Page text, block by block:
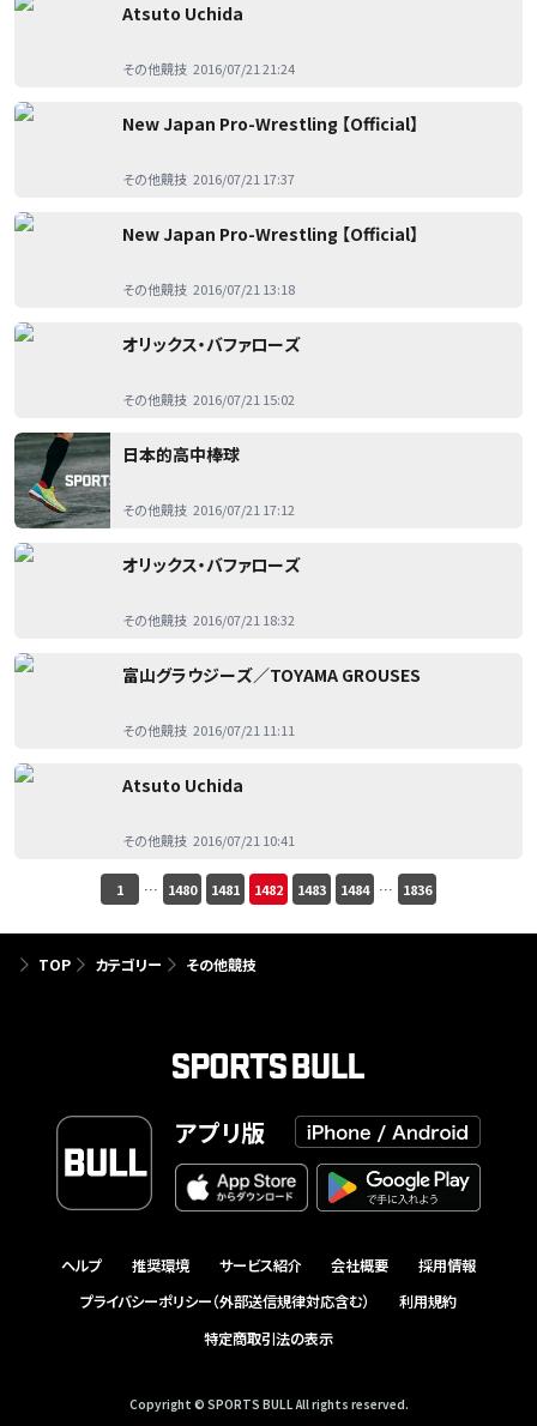
Atsuto Uchida
その他競技 2016/07/21 21:24
New Japan Pro-Wrestling 【Official】
その他競技 2016/07/21 17:37
New Japan Pro-Wrestling 【Official】
その他競技 2016/07/21 13:18
オリックス・バファローズ
その他競技 2016/07/21 15:02
日本的高中棒球
その他競技 2016/07/21 17:12
オリックス・バファローズ
その他競技 2016/07/21 18:32
富山グラウジーズ／TOYAMA GROUSES
その他競技 2016/07/21 11:11
Atsuto Uchida
その他競技 2016/07/21 10:41
1 … 1480 1481 1482 1483 1484 … 1836
TOP カテゴリー その他競技
アプリ版
ヘルプ 推奨環境 サービス紹介 会社概要
採用情報
プライバシーポリシー（外部送信規律対応含む）
利用規約
特定商取引法の表示
Copyright © SPORTS BULL All rights reserved.